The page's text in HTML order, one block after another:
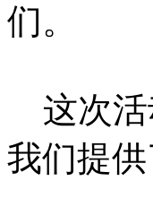
们。
这次活
我们提